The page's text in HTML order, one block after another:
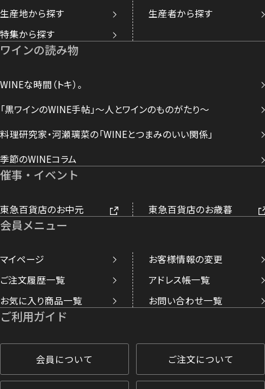
生産地から探す
生産者から探す
特集から探す
ワインの読み物
WINEな時間（トキ）。
「黒ワインのWINE手帖」～人とワインのものがたり～
料理研究家・河瀬璃菜の「WINEとつまみのいい関係」
季節のWINEコラム
催事・イベント
東急百貨店のお中元 東急百貨店のお歳暮
会員メニュー
マイページ
お客様情報の変更
ご注文履歴一覧
アドレス帳一覧
お気に入り商品一覧
お問い合わせ一覧
ご利用ガイド
会員について ご注文について